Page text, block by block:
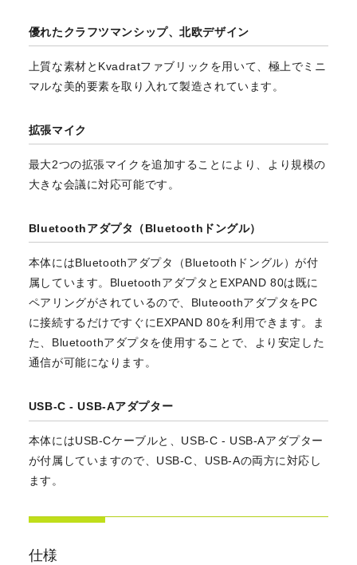
優れたクラフツマンシップ、北欧デザイン
上質な素材とKvadratファブリックを用いて、極上でミニ
マルな美的要素を取り入れて製造されています。
拡張マイク
最大2つの拡張マイクを追加することにより、より規模の
大きな会議に対応可能です。
Bluetoothアダプタ（Bluetoothドングル）
本体にはBluetoothアダプタ（Bluetoothドングル）が付
属しています。BluetoothアダプタとEXPAND 80は既に
ペアリングがされているので、BluteoothアダプタをPC
に接続するだけですぐにEXPAND 80を利用できます。ま
た、Bluetoothアダプタを使用することで、より安定した
通信が可能になります。
USB-C - USB-Aアダプター
本体にはUSB-Cケーブルと、USB-C - USB-Aアダプター
が付属していますので、USB-C、USB-Aの両方に対応し
ます。
仕様